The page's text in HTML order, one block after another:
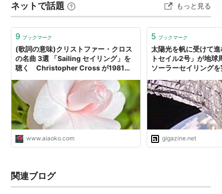
「生きた証」がまた一つコレクションに加わり、「わざ
わざ来てよかった」としみ…
ネットで話題 もっと見る
9 ブックマーク
(歌詞の意味)クリストファー・クロス
の名曲 3選 「Sailing セイリング」を
聴く Christopher Cross が1981年
日幸せを感じる「懐かしい曲」と「思
い出」と「終活」
www.aiaoko.com
5 ブックマーク
太陽光を帆に受けて
トセイル2号」が地球
ソーラーセイリング
gigazine.net
関連ブログ